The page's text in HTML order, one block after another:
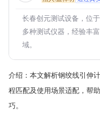
长春创元测试设备，位
多种测试仪器，经验丰
域。
介绍： 本文解析钢绞线引伸
程匹配及使用场景适配，帮
巧。